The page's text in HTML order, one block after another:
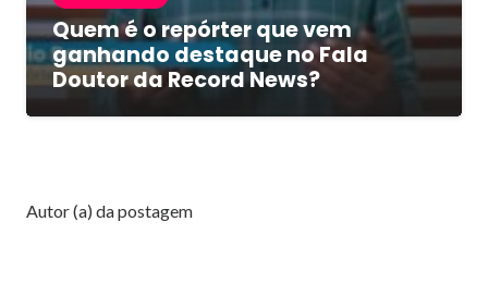
Quem é o repórter que vem
ganhando destaque no Fala
Doutor da Record News?
Autor (a) da postagem